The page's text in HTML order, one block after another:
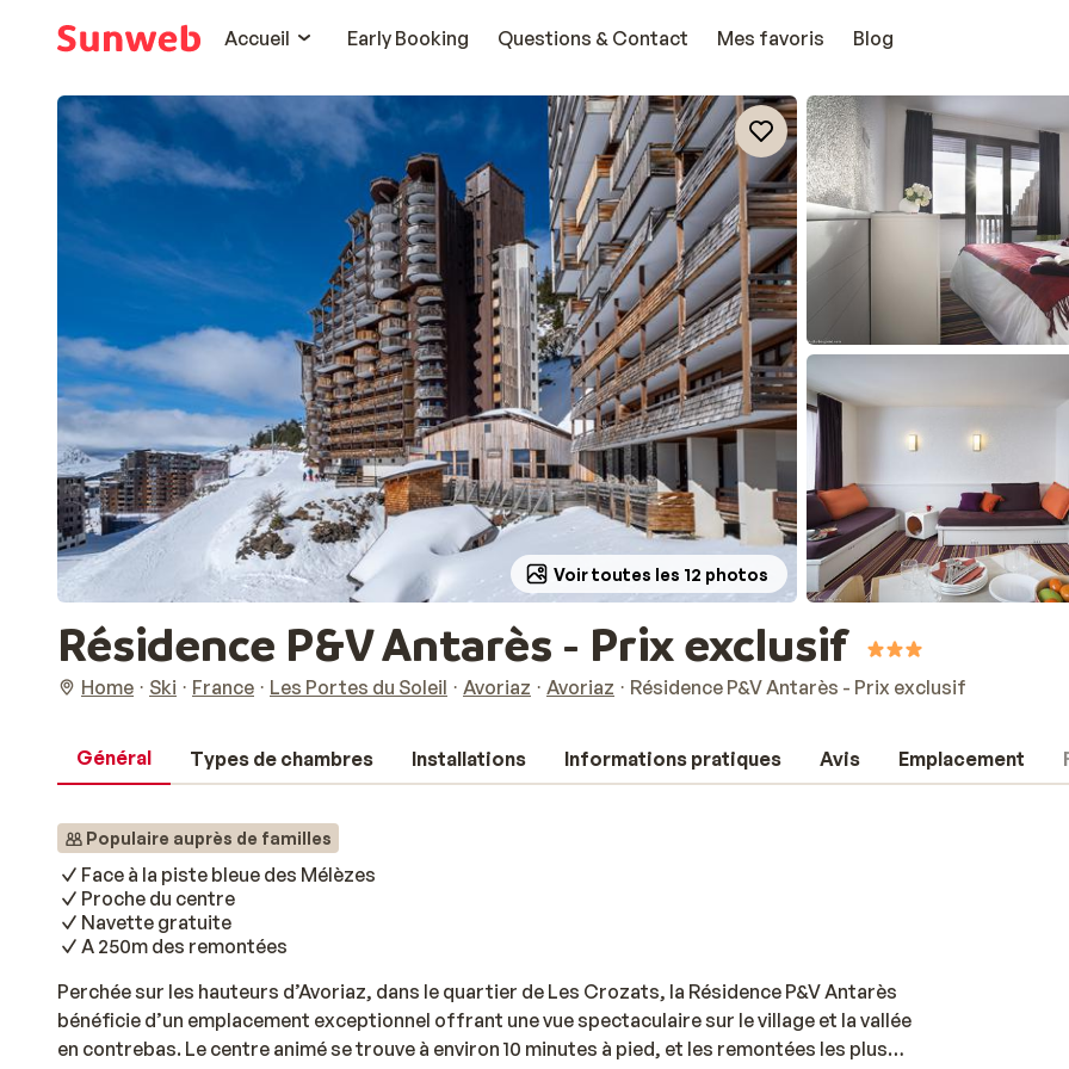
Accueil
Early Booking Questions & Contact Mes favoris Blog
Voir toutes les 12 photos
Résidence P&V Antarès - Prix exclusif
Home Ski France Les Portes du Soleil Avoriaz Avoriaz Résidence P&V Antarès - Prix exclusif
Général Types de chambres Installations Informations pratiques Avis Emplacement
Populaire auprès de familles
Face à la piste bleue des Mélèzes
Proche du centre
Navette gratuite
A 250m des remontées
Perchée sur les hauteurs d’Avoriaz, dans le quartier de Les Crozats, la Résidence P&V Antarès
bénéficie d’un emplacement exceptionnel offrant une vue spectaculaire sur le village et la vallée
en contrebas. Le centre animé se trouve à environ 10 minutes à pied, et les remontées les plus